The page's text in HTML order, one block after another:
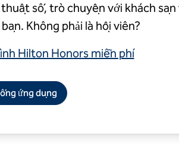
số, trò chuyện với khách sạn
Không phải là hội viên?
Hilton Honors miễn phí
ứng dụng